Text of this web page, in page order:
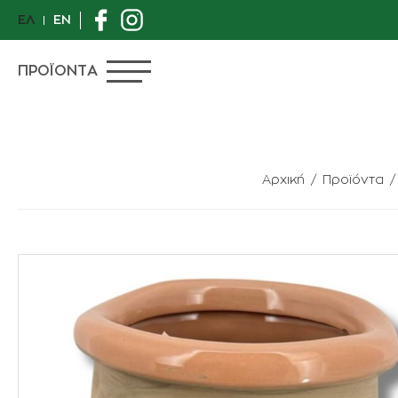
ΕΛ EN
ΠΡΟΪΟΝΤΑ
ΦΥΤΑ
ΓΛΑΣΤΡΕΣ
Αρχική Προϊόντα